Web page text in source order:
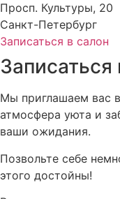
Просп. Культуры, 20
Санкт-Петербург
Записаться в салон
Записаться
Мы приглашаем вас
атмосфера уюта и
ваши ожидания.
Позвольте себе
этого достойны!